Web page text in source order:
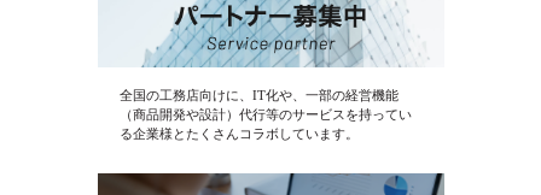
全国の工務店向けに、IT化や、一部の経営機能
（商品開発や設計）代行等のサービスを持ってい
る企業様とたくさんコラボしています。